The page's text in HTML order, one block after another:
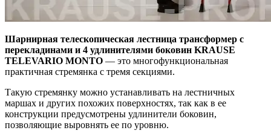
Шарнирная телескопическая лестница трансформер с
перекладинами и 4 удлинителями боковин KRAUSE
TELEVARIO MONTO — это многофункциональная
практичная стремянка с тремя секциями.
Такую стремянку можно устанавливать на лестничных
маршах и других похожих поверхностях, так как в ее
конструкции предусмотрены удлинители боковин,
позволяющие выровнять ее по уровню.